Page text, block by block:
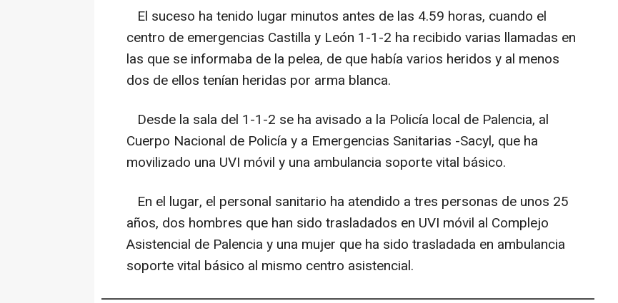
El suceso ha tenido lugar minutos antes de las 4.59 horas, cuando el
centro de emergencias Castilla y León 1-1-2 ha recibido varias llamadas en
las que se informaba de la pelea, de que había varios heridos y al menos
dos de ellos tenían heridas por arma blanca.
Desde la sala del 1-1-2 se ha avisado a la Policía local de Palencia, al
Cuerpo Nacional de Policía y a Emergencias Sanitarias -Sacyl, que ha
movilizado una UVI móvil y una ambulancia soporte vital básico.
En el lugar, el personal sanitario ha atendido a tres personas de unos 25
años, dos hombres que han sido trasladados en UVI móvil al Complejo
Asistencial de Palencia y una mujer que ha sido trasladada en ambulancia
soporte vital básico al mismo centro asistencial.